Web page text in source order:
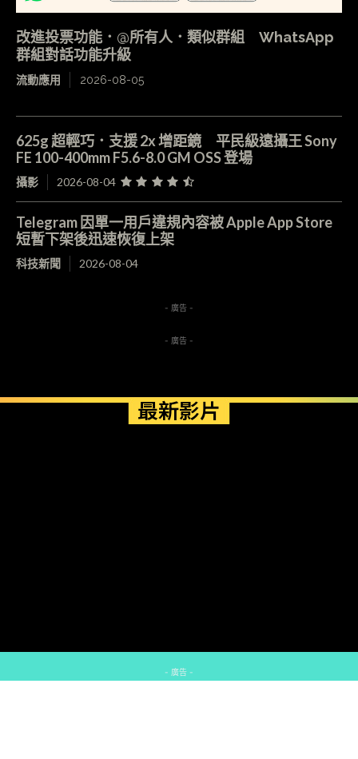
改進投票功能．@所有人．類似群組 WhatsApp
群組對話功能升級
流動應用 2026-08-05
625g 超輕巧．支援 2x 增距鏡 平民級遠攝王 Sony
FE 100-400mm F5.6-8.0 GM OSS 登場
攝影 2026-08-04
Telegram 因單一用戶違規內容被 Apple App Store
短暫下架後迅速恢復上架
科技新聞 2026-08-04
- 廣告 -
- 廣告 -
最新影片
- 廣告 -